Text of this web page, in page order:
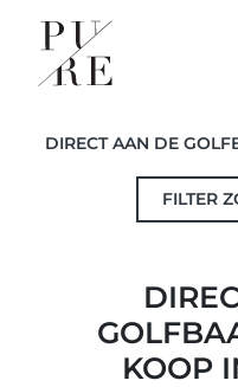
DIRECT AAN DE
FILTER
KOOP